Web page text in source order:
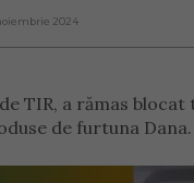
2024
TIR, a rămas
de furtuna Dana.